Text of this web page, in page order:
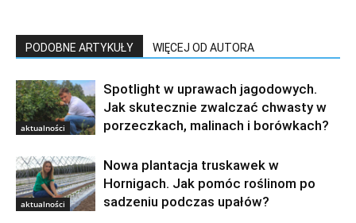
PODOBNE ARTYKUŁY WIĘCEJ OD AUTORA
aktualności
Spotlight w uprawach jagodowych.
Jak skutecznie zwalczać chwasty w
porzeczkach, malinach i borówkach?
aktualności
Nowa plantacja truskawek w
Hornigach. Jak pomóc roślinom po
sadzeniu podczas upałów?